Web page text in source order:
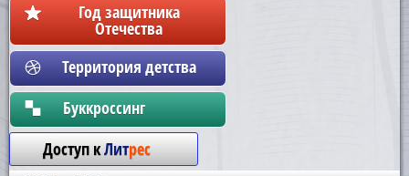
Год защитника
Отечества
Территория детства
Бyккpoccинг
Доступ кЛитрес